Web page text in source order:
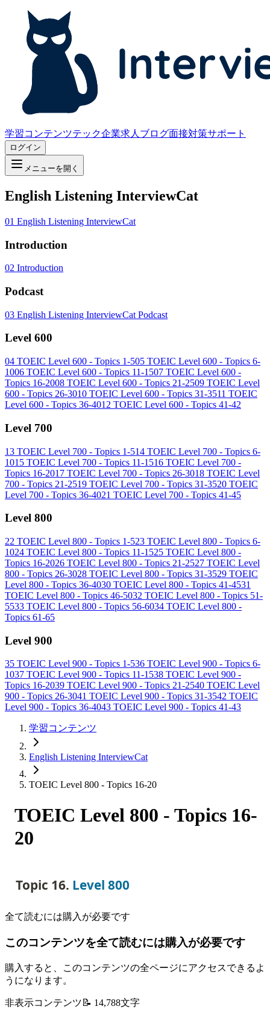
学習コンテンツテック企業求人 ブログ面接対策サポート
ログイン
メニューを開く
English Listening InterviewCat
01 English Listening InterviewCat
Introduction
02 Introduction
Podcast
03 English Listening InterviewCat Podcast
Level 600
04 TOEIC Level 600 - Topics 1-505 TOEIC Level 600 - Topics 6-
1006 TOEIC Level 600 - Topics 11-1507 TOEIC Level 600 -
Topics 16-2008 TOEIC Level 600 - Topics 21-2509 TOEIC Level
600 - Topics 26-3010 TOEIC Level 600 - Topics 31-3511 TOEIC
Level 600 - Topics 36-4012 TOEIC Level 600 - Topics 41-42
Level 700
13 TOEIC Level 700 - Topics 1-514 TOEIC Level 700 - Topics 6-
1015 TOEIC Level 700 - Topics 11-1516 TOEIC Level 700 -
Topics 16-2017 TOEIC Level 700 - Topics 26-3018 TOEIC Level
700 - Topics 21-2519 TOEIC Level 700 - Topics 31-3520 TOEIC
Level 700 - Topics 36-4021 TOEIC Level 700 - Topics 41-45
Level 800
22 TOEIC Level 800 - Topics 1-523 TOEIC Level 800 - Topics 6-
1024 TOEIC Level 800 - Topics 11-1525 TOEIC Level 800 -
Topics 16-2026 TOEIC Level 800 - Topics 21-2527 TOEIC Level
800 - Topics 26-3028 TOEIC Level 800 - Topics 31-3529 TOEIC
Level 800 - Topics 36-4030 TOEIC Level 800 - Topics 41-4531
TOEIC Level 800 - Topics 46-5032 TOEIC Level 800 - Topics 51-
5533 TOEIC Level 800 - Topics 56-6034 TOEIC Level 800 -
Topics 61-65
Level 900
35 TOEIC Level 900 - Topics 1-536 TOEIC Level 900 - Topics 6-
1037 TOEIC Level 900 - Topics 11-1538 TOEIC Level 900 -
Topics 16-2039 TOEIC Level 900 - Topics 21-2540 TOEIC Level
900 - Topics 26-3041 TOEIC Level 900 - Topics 31-3542 TOEIC
Level 900 - Topics 36-4043 TOEIC Level 900 - Topics 41-43
学習コンテンツ
English Listening InterviewCat
TOEIC Level 800 - Topics 16-20
TOEIC Level 800 - Topics 16-
20
Topic 16. Level 800
全て読むには購入が必要です
このコンテンツを全て読むには購入が必要です
購入すると、このコンテンツの全ページにアクセスできるよ
うになります。
非表示コンテンツ 📝 14,788文字